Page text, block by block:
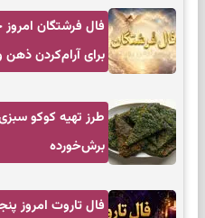
برای آرام‌کردن
طرز تهیه کوکو
برش‌خورده